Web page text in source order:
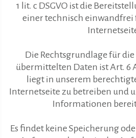
1 lit. c DSGVO ist die
einer technisch
Die Rechtsgrundlage für
übermittelten Daten ist Art. 6
liegt in unserem
Internetseite zu betreiben und
Informationen
Es findet keine Speicherung